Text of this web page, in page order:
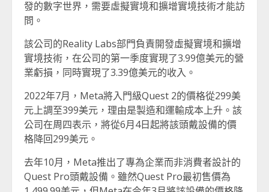
發的數字世界，需要虛擬實境和擴增實境技術才能訪
問。
該公司的Reality Labs部門負責開發虛擬實境和擴增
實境技術，在公司的第一季度實現了3.99億美元的營
業虧損，同時實現了3.39億美元的收入。
2022年7月，Meta將入門級Quest 2的價格從299美
元上調至399美元，理由是製造和運輸成本上升。該
公司在周四表示，將從6月4日起將該頭戴設備的價
格降回299美元。
去年10月，Meta推出了專為企業而非消費者設計的
Quest Pro頭戴設備。雖然Quest Pro最初售價為